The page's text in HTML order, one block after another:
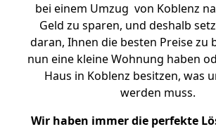
bei einem Umzug von Koblenz
Geld zu sparen, und deshalb
daran, Ihnen die besten Preise zu
nun eine kleine Wohnung haben
Haus in Koblenz besitzen, was
werden muss.
Wir haben immer die perfekte